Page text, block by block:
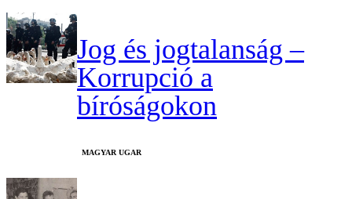
Jog és jogtalanság –
Korrupció a
bíróságokon
MAGYAR UGAR